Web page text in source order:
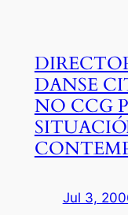
DANSE
NO CCG
Jul 3,